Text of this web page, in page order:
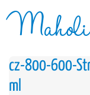
Maholi
cz-800-600-
ml